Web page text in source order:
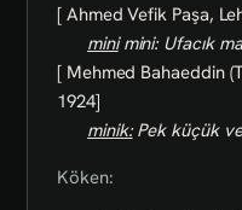
[ Ahmed Vefik Paşa,
minimini: Ufacık
[ Mehmed Bahaeddin
1924]
minik:Pek küçük
Köken: